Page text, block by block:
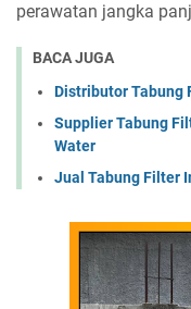
perawatan jangka
BACA JUGA
Distributor Tabung
Supplier Tabung
Water
Jual Tabung Filter